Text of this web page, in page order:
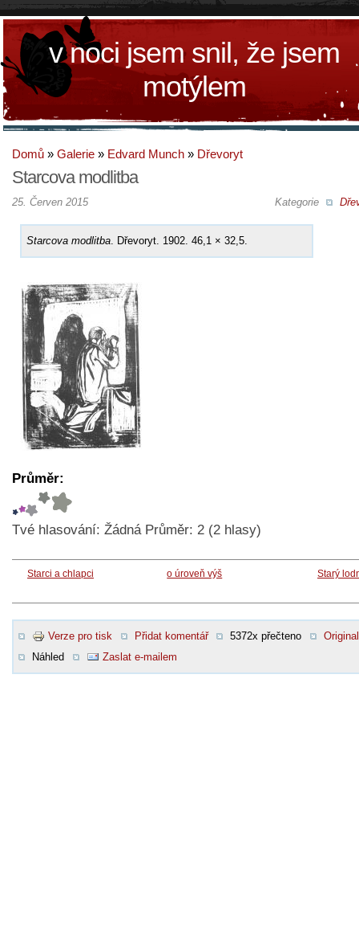
v noci jsem snil, že jsem
motýlem
Domů » Galerie » Edvard Munch » Dřevoryt
Starcova modlitba
Kategorie
25. Červen 2015
Starcova modlitba . Dřevoryt. 1902. 46,1 × 32,5.
Průměr:
Tvé hlasování: Žádná Průměr: 2 (2 hlasy)
Starci a chlapci o úroveň výš Starý
Verze pro tisk Přidat komentář 5372x přečteno
Original
Náhled
Zaslat e-mailem